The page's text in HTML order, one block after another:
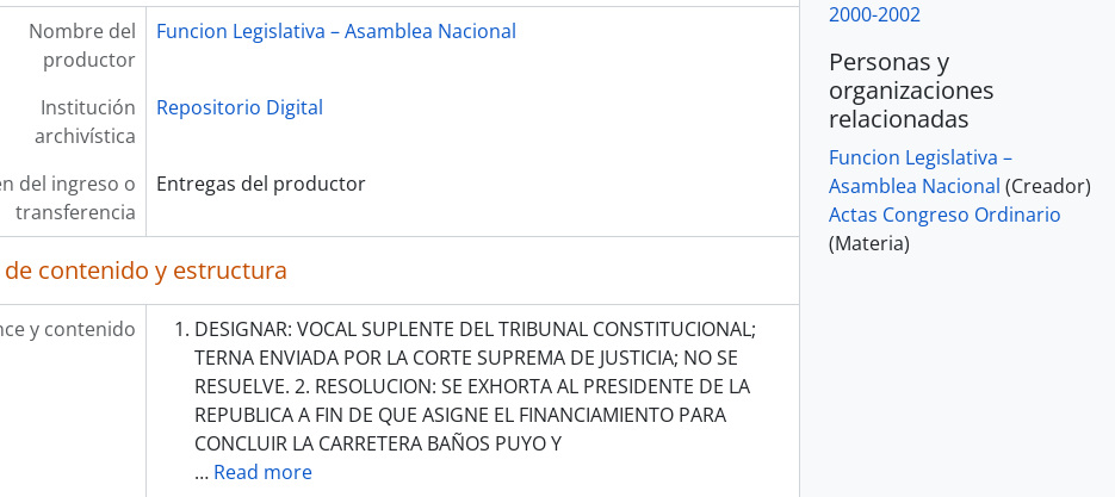
Nombre del
productor
Funcion Legislativa – Asamblea Nacional
Institución
archivística
Repositorio Digital
del ingreso o
transferencia
Entregas del productor
de contenido y estructura
y contenido
DESIGNAR: VOCAL SUPLENTE DEL TRIBUNAL CONSTITUCIONAL;
TERNA ENVIADA POR LA CORTE SUPREMA DE JUSTICIA; NO SE
RESUELVE. 2. RESOLUCION: SE EXHORTA AL PRESIDENTE DE LA
REPUBLICA A FIN DE QUE ASIGNE EL FINANCIAMIENTO PARA
CONCLUIR LA CARRETERA BAÑOS PUYO Y
… Read more
2000-2002
Personas y
organizaciones
relacionadas
Funcion Legislativa –
Asamblea Nacional (Creador)
Actas Congreso Ordinario
(Materia)